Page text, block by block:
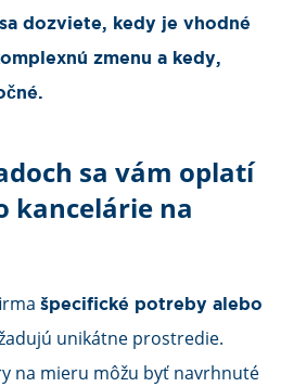
dozviete, kedy je vhodné
zmenu a kedy,
sa vám oplatí
kancelárie na
špecifické potreby alebo
unikátne prostredie.
na mieru môžu byť navrhnuté